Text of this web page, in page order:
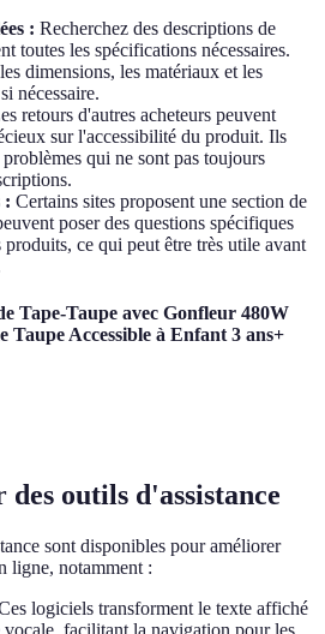
: Recherchez des descriptions de
toutes les spécifications nécessaires.
dimensions, les matériaux et les
nécessaire.
retours d'autres acheteurs peuvent
sur l'accessibilité du produit. Ils
qui ne sont pas toujours
: Certains sites proposent une section de
poser des questions spécifiques
produits, ce qui peut être très utile avant
Tape-Taupe avec Gonfleur 480W
Taupe Accessible à Enfant 3 ans+
outils d'assistance
sont disponibles pour améliorer
ligne, notamment :
logiciels transforment le texte affiché